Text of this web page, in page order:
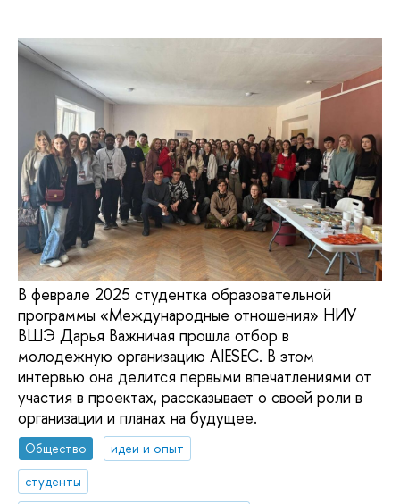
В феврале 2025 студентка образовательной
программы «Международные отношения» НИУ
ВШЭ Дарья Важничая прошла отбор в
молодежную организацию AIESEC. В этом
интервью она делится первыми впечатлениями от
участия в проектах, рассказывает о своей роли в
организации и планах на будущее.
Общество
идеи и опыт
студенты